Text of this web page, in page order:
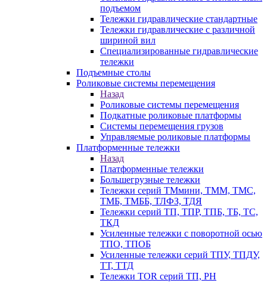
подъемом
Тележки гидравлические стандартные
Тележки гидравлические с различной
шириной вил
Специализированные гидравлические
тележки
Подъемные столы
Роликовые системы перемещения
Назад
Роликовые системы перемещения
Подкатные роликовые платформы
Системы перемещения грузов
Управляемые роликовые платформы
Платформенные тележки
Назад
Платформенные тележки
Большегрузные тележки
Тележки серий ТМмини, ТММ, ТМС,
ТМБ, ТМББ, ТЛФЗ, ТДЯ
Тележки серий ТП, ТПР, ТПБ, ТБ, ТС,
ТКД
Усиленные тележки с поворотной осью
ТПО, ТПОБ
Усиленные тележки серий ТПУ, ТПДУ,
ТТ, ТТД
Тележки TOR серий ТП, PH